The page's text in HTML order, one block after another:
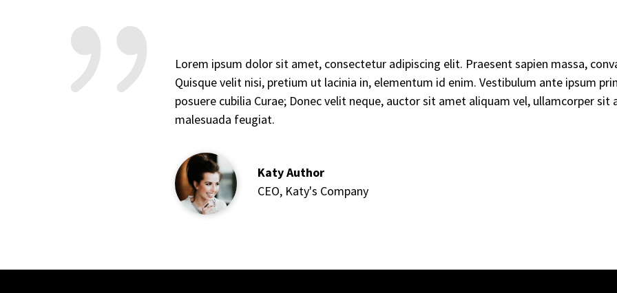
Lorem ipsum dolor sit amet, consectetur adipiscing elit. Praesent sapien massa,
Quisque velit nisi, pretium ut lacinia in, elementum id enim. Vestibulum ante ipsum
posuere cubilia Curae; Donec velit neque, auctor sit amet aliquam vel, ullamcorper
malesuada feugiat.
Katy Author
CEO, Katy's Company